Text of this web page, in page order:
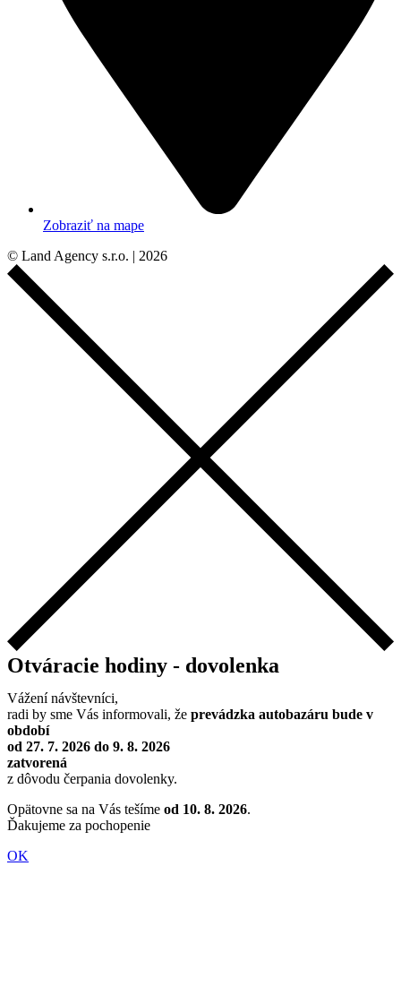
Zobraziť na mape
© Land Agency s.r.o. | 2026
Otváracie hodiny - dovolenka
Vážení návštevníci,
radi by sme Vás informovali, že prevádzka autobazáru bude v
období
od 27. 7. 2026 do 9. 8. 2026
zatvorená
z dôvodu čerpania dovolenky.
Opätovne sa na Vás tešíme od 10. 8. 2026.
Ďakujeme za pochopenie
OK